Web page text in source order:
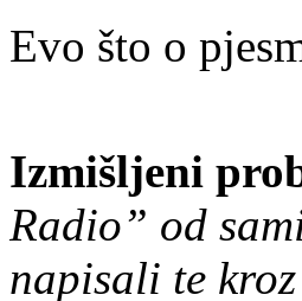
Evo što o
Izmišljeni
Radio” od
napisali te